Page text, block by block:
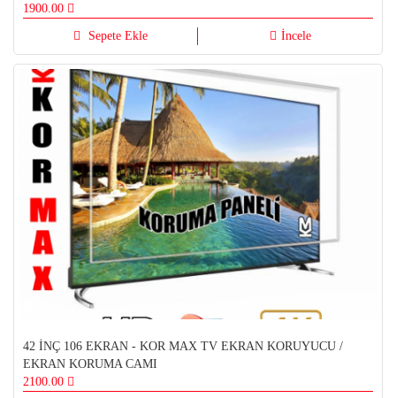
1900.00
Sepete Ekle İncele
42 İNÇ 106 EKRAN - KOR MAX TV EKRAN KORUYUCU /
EKRAN KORUMA CAMI
2100.00